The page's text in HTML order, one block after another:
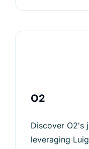
O2
Discover O2's
leveraging